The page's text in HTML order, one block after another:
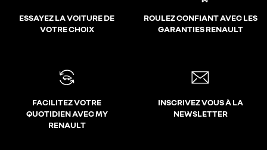
ESSAYEZ LA VOITURE DE
VOTRE CHOIX
ROULEZ CONFIANT AVEC LES
GARANTIES RENAULT
FACILITEZ VOTRE
QUOTIDIEN AVEC MY
RENAULT
INSCRIVEZ VOUS À LA
NEWSLETTER